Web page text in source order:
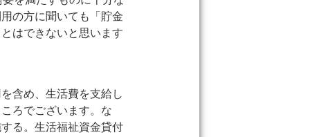
の方に聞いても「貯金
はできないと思います
含め、生活費を支給し
ろでございます。な
る。生活福祉資金貸付